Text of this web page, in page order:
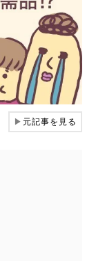
▶元記事を見る